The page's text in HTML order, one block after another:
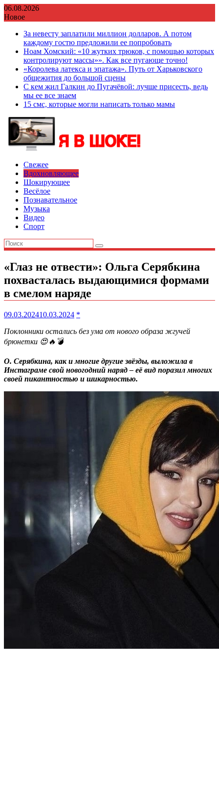
Перейти
к
06.08.2026
Новое
За невесту заплатили миллион долларов. А потом
каждому гостю предложили ее попробовать
Ноам Хомский: «10 жутких трюков, с помощью которых
контролируют массы»». Как все пугающе точно!
«Королева латекса и эпатажа». Путь от Харьковского
общежития до большой сцены
С кем жил Галкин до Пугачёвой: лучше присесть, ведь
мы ее все знаем
15 смс, которые могли написать только мамы
Свежее
Вдохновляющее
Шокирующее
Весёлое
Познавательное
Музыка
Видео
Спорт
«Глаз не отвести»: Ольга Серябкина
похвасталась выдающимися формами
в смелом наряде
09.03.202410.03.2024 *
Поклонники остались без ума от нового образа жгучей
брюнетки 😍🔥💣
О. Серябкина, как и многие другие звёзды, выложила в
Инстаграме свой новогодний наряд – её вид поразил многих
своей пикантностью и шикарностью.